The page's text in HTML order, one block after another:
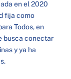
en el 2020
fija como
Todos, en
busca conectar
y ya ha